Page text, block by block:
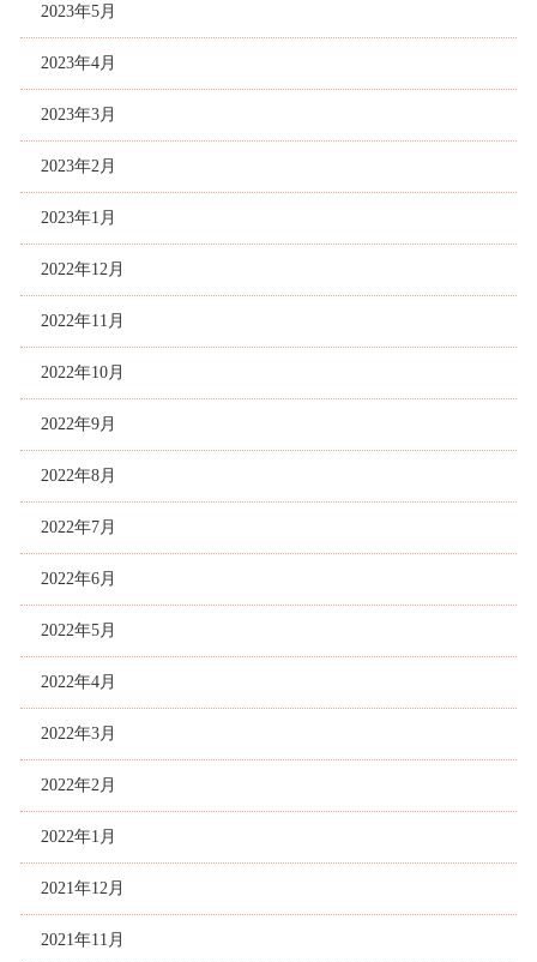
2023年5月
2023年4月
2023年3月
2023年2月
2023年1月
2022年12月
2022年11月
2022年10月
2022年9月
2022年8月
2022年7月
2022年6月
2022年5月
2022年4月
2022年3月
2022年2月
2022年1月
2021年12月
2021年11月